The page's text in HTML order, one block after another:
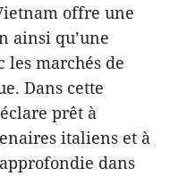
offre une
ainsi qu’une
marchés de
Dans cette
prêt à
italiens et à
dans